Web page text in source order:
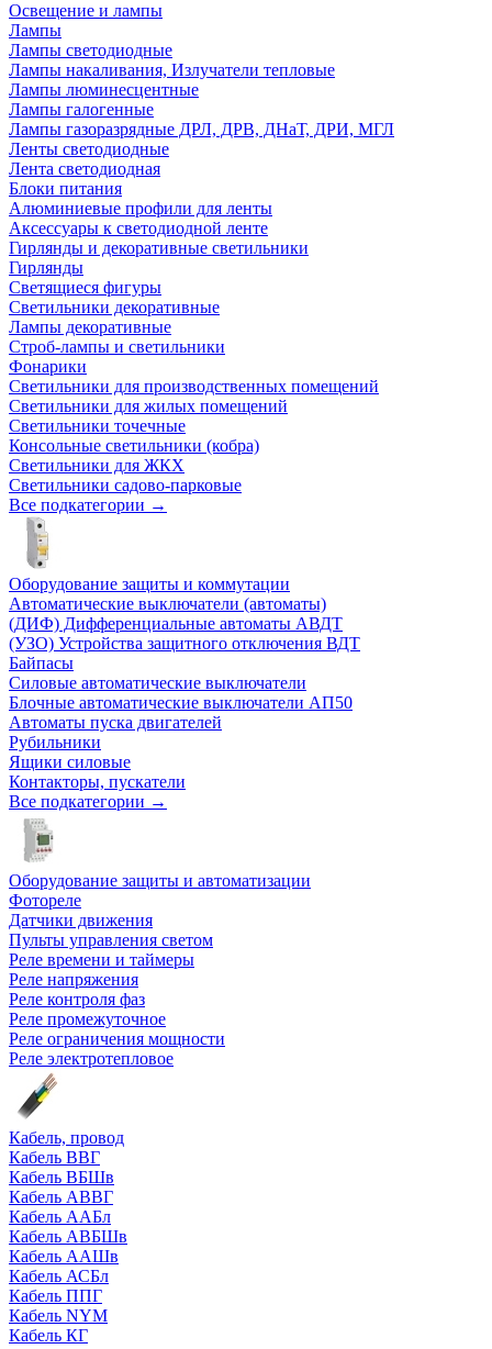
Освещение и лампы
Лампы
Лампы светодиодные
Лампы накаливания, Излучатели тепловые
Лампы люминесцентные
Лампы галогенные
Лампы газоразрядные ДРЛ, ДРВ, ДНаТ, ДРИ, МГЛ
Ленты светодиодные
Лента светодиодная
Блоки питания
Алюминиевые профили для ленты
Аксессуары к светодиодной ленте
Гирлянды и декоративные светильники
Гирлянды
Светящиеся фигуры
Светильники декоративные
Лампы декоративные
Строб-лампы и светильники
Фонарики
Светильники для производственных помещений
Светильники для жилых помещений
Светильники точечные
Консольные светильники (кобра)
Светильники для ЖКХ
Светильники садово-парковые
Все подкатегории →
Оборудование защиты и коммутации
Автоматические выключатели (автоматы)
(ДИФ) Дифференциальные автоматы АВДТ
(УЗО) Устройства защитного отключения ВДТ
Байпасы
Силовые автоматические выключатели
Блочные автоматические выключатели АП50
Автоматы пуска двигателей
Рубильники
Ящики силовые
Контакторы, пускатели
Все подкатегории →
Оборудование защиты и автоматизации
Фотореле
Датчики движения
Пульты управления светом
Реле времени и таймеры
Реле напряжения
Реле контроля фаз
Реле промежуточное
Реле ограничения мощности
Реле электротепловое
Кабель, провод
Кабель ВВГ
Кабель ВБШв
Кабель АВВГ
Кабель ААБл
Кабель АВБШв
Кабель ААШв
Кабель АСБл
Кабель ППГ
Кабель NYM
Кабель КГ